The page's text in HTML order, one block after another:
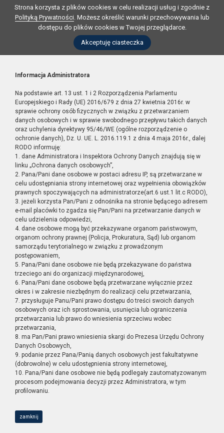
Strona korzysta z plików cookies w celu realizacji usług i zgodnie z
Polityką Prywatności. Możesz określić warunki przechowywania lub
dostępu do plików cookies w Twojej przeglądarce.
Akceptuję ciasteczka
Informacja Administratora
Na podstawie art. 13 ust. 1 i 2 Rozporządzenia Parlamentu
Europejskiego i Rady (UE) 2016/679 z dnia 27 kwietnia 2016r. w
sprawie ochrony osób fizycznych w związku z przetwarzaniem
danych osobowych i w sprawie swobodnego przepływu takich danych
oraz uchylenia dyrektywy 95/46/WE (ogólne rozporządzenie o
ochronie danych), Dz. U. UE. L. 2016.119.1 z dnia 4 maja 2016r., dalej
RODO informuję:
1. dane Administratora i Inspektora Ochrony Danych znajdują się w
linku „Ochrona danych osobowych”,
2. Pana/Pani dane osobowe w postaci adresu IP, są przetwarzane w
celu udostępniania strony internetowej oraz wypełnienia obowiązków
prawnych spoczywających na administratorze(art.6 ust.1 lit.c RODO),
3. jeżeli korzysta Pan/Pani z odnośnika na stronie będącego adresem
e-mail placówki to zgadza się Pan/Pani na przetwarzanie danych w
celu udzielenia odpowiedzi,
4. dane osobowe mogą być przekazywane organom państwowym,
organom ochrony prawnej (Policja, Prokuratura, Sąd) lub organom
samorządu terytorialnego w związku z prowadzonym
postępowaniem,
5. Pana/Pani dane osobowe nie będą przekazywane do państwa
trzeciego ani do organizacji międzynarodowej,
6. Pana/Pani dane osobowe będą przetwarzane wyłącznie przez
okres i w zakresie niezbędnym do realizacji celu przetwarzania,
7. przysługuje Panu/Pani prawo dostępu do treści swoich danych
osobowych oraz ich sprostowania, usunięcia lub ograniczenia
przetwarzania lub prawo do wniesienia sprzeciwu wobec
przetwarzania,
8. ma Pan/Pani prawo wniesienia skargi do Prezesa Urzędu Ochrony
Danych Osobowych,
9. podanie przez Pana/Panią danych osobowych jest fakultatywne
(dobrowolne) w celu udostępnienia strony internetowej,
10. Pana/Pani dane osobowe nie będą podlegały zautomatyzowanym
procesom podejmowania decyzji przez Administratora, w tym
profilowaniu.
zamknij